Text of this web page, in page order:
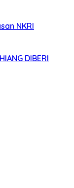
NKRI
DIBERI